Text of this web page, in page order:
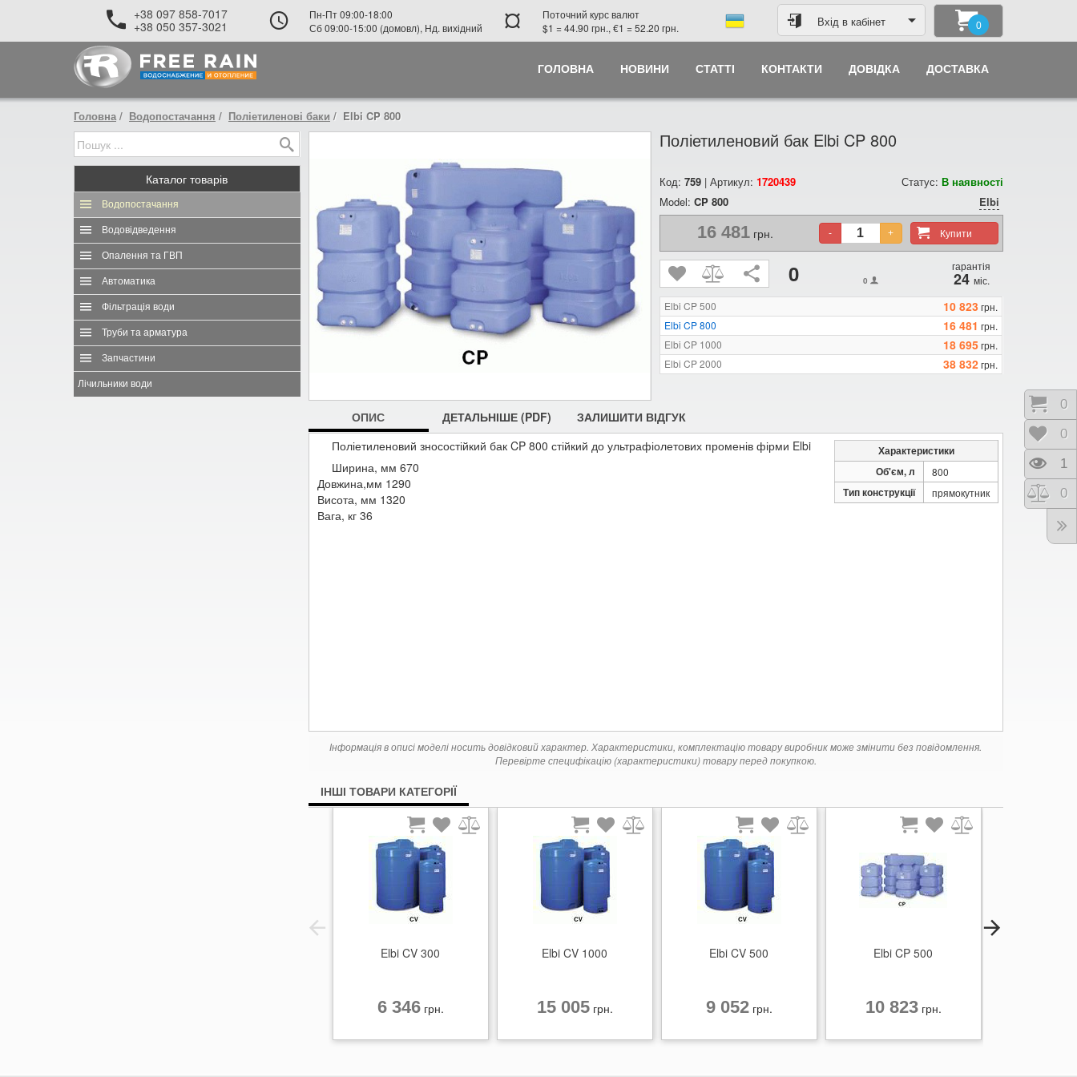
+38 097 858-7017
+38 050 357-3021
Пн-Пт 09:00-18:00
Сб 09:00-15:00 (домовл), Нд. вихідний
¤
Поточний курс валют
$1 = 44.90 грн., €1 = 52.20 грн.
Вхід в кабінет 0
ГОЛОВНА НОВИНИ СТАТТІ КОНТАКТИ ДОВІДКА ДОСТАВКА
Головна Водопостачання Поліетиленові баки Elbi CP 800
Каталог товарів
Водопостачання
Водовідведення
Опалення та ГВП
Автоматика
Фільтрація води
Труби та арматура
Запчастини
Лічильники води
Поліетиленовий бак Elbi CP 800
Код:759 | Артикул:1720439 Статус: В наявності
Model:CP 800 Elbi
16 481грн. Купити
- +
0 0
гарантія
24 міс.
Elbi CP 500
10 823грн.
Elbi CP 800
16 481 грн.
Elbi CP 1000
18 695грн.
Elbi CP 2000
38 832грн.
ОПИС ДЕТАЛЬНІШЕ (PDF) ЗАЛИШИТИ ВІДГУК
Характеристики
Об'єм, л
800
Тип конструкції прямокутник
Поліетиленовий зносостійкий бак CP 800 стійкий до ультрафіолетових променів фірми Elbi
Ширина, мм 670
Довжина,мм 1290
Висота, мм 1320
Вага, кг 36
Інформація в описі моделі носить довідковий характер. Характеристики, комплектацію товару виробник може змінити без повідомлення.
Перевірте специфікацію (характеристики) товару перед покупкою.
ІНШІ ТОВАРИ КАТЕГОРІЇ
Elbi CV 300
6 346грн.
Elbi CV 1000
15 005грн.
Elbi CV 500
9 052грн.
Elbi CP 500
10 823грн.
0
0
1
0